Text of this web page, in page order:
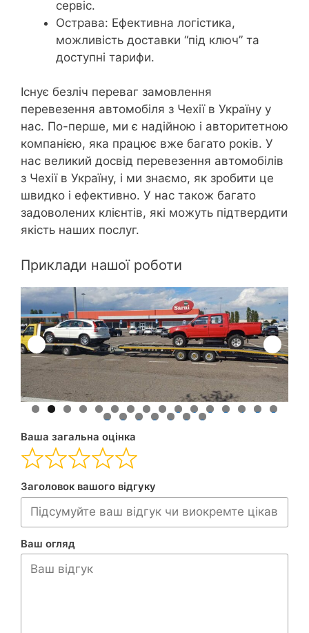
сервіс.
Острава: Ефективна логістика,
можливість доставки “під ключ” та
доступні тарифи.
Існує безліч переваг замовлення
перевезення автомобіля з Чехії в Україну у
нас. По-перше, ми є надійною і авторитетною
компанією, яка працює вже багато років. У
нас великий досвід перевезення автомобілів
з Чехії в Україну, і ми знаємо, як зробити це
швидко і ефективно. У нас також багато
задоволених клієнтів, які можуть підтвердити
якість наших послуг.
Приклади нашої роботи
0 1 2 3 4 5 6
7 8 9 0 1 2 3
Ваша загальна оцінка
Заголовок вашого відгуку
Ваш огляд